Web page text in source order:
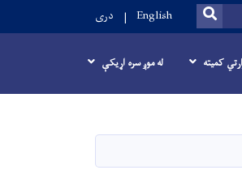
SEARCH
English دری
کمیته له موږ سره اړیکې